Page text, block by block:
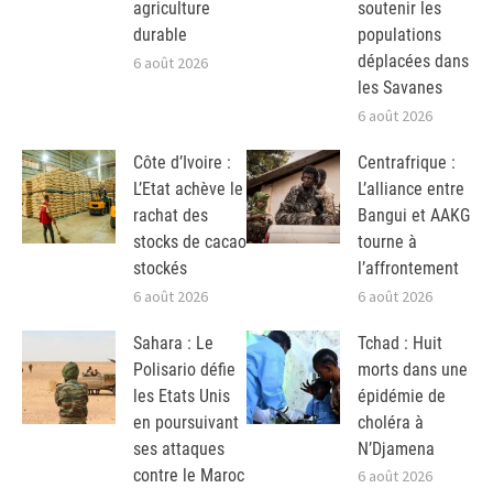
agriculture
durable
6 août 2026
soutenir les
populations
déplacées dans
les Savanes
6 août 2026
Côte d’Ivoire :
L’Etat achève le
rachat des
stocks de cacao
stockés
6 août 2026
Centrafrique :
L’alliance entre
Bangui et AAKG
tourne à
l’affrontement
6 août 2026
Sahara : Le
Polisario défie
les Etats Unis
en poursuivant
ses attaques
contre le Maroc
Tchad : Huit
morts dans une
épidémie de
choléra à
N’Djamena
6 août 2026